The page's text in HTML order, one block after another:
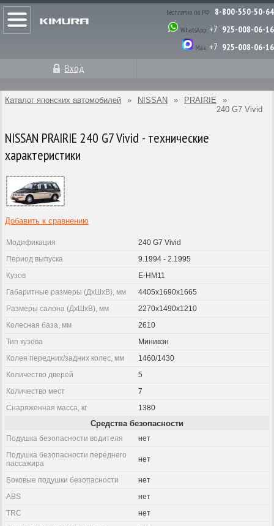
Бесплатно по РФ: 8-800-550-50-64
WhatsApp: +7 925-008-06-16
Max: +7 925-008-06-16
Вход
Каталог японских автомобилей » NISSAN » PRAIRIE
»
240 G7 Vivid
NISSAN PRAIRIE 240 G7 Vivid - технические
характеристики
Добавить к сравнению
Модификация
240 G7 Vivid
Период выпуска
9.1994 - 2.1995
Кузов
E-HM11
Габаритные размеры (ДхШхВ), мм
4405x1690x1665
Размеры салона (ДхШхВ), мм
2270x1490x1210
Колесная база, мм
2610
Тип кузова
Минивэн
Колея передних/задних колес, мм
1460/1430
Количество дверей
5
Количество мест
7
Снаряженная масса, кг
1380
Средства безопасности
Подушка безопасности водителя
нет
Подушка безопасности переднего
пассажира
нет
Боковые подушки безопасности
нет
ABS
нет
TRC
нет